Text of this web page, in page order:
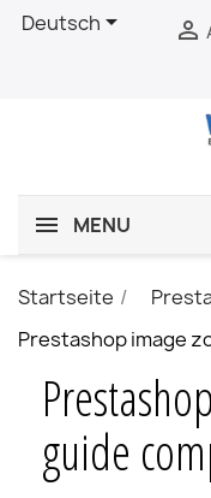
Deutsch 
MENU
Startseite
Prestashop image
guide